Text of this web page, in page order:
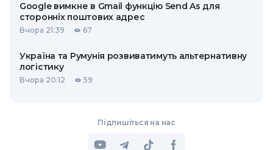
Google вимкне в Gmail функцію Send As для
сторонніх поштових адрес
Вчора 21:39 67
Україна та Румунія розвиватимуть альтернативну
логістику
Вчора 20:12 59
Підпишіться на нас